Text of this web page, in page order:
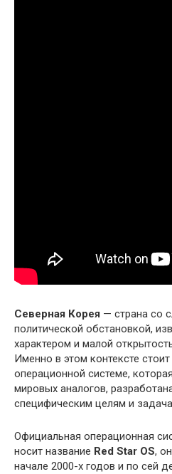
Северная Корея — страна со
политической обстановкой,
характером и малой
Именно в этом контексте
операционной системе,
мировых аналогов,
специфическим целям и
Официальная операционная
носит название Red Star OS,
начале 2000-х годов и по сей